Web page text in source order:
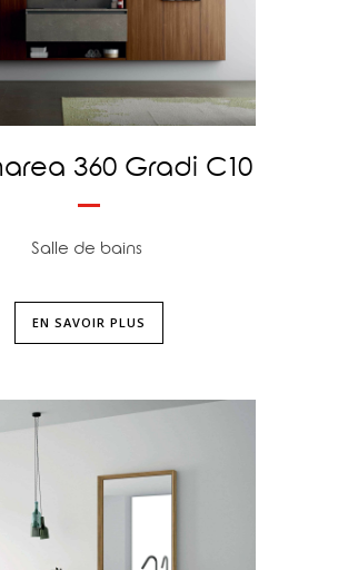
360 Gradi C10
Salle de bains
EN SAVOIR PLUS